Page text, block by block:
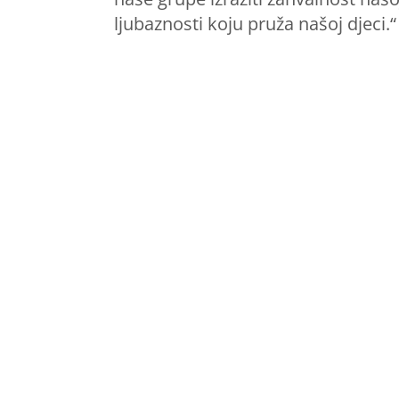
ljubaznosti koju pruža našoj djeci.“